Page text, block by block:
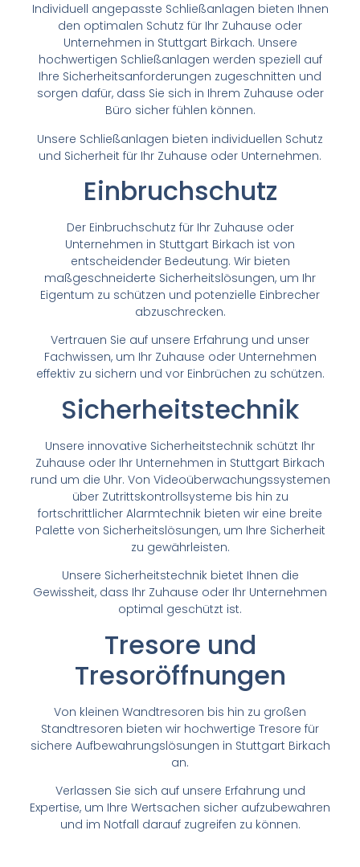
Individuell angepasste Schließanlagen bieten Ihnen
den optimalen Schutz für Ihr Zuhause oder
Unternehmen in Stuttgart Birkach. Unsere
hochwertigen Schließanlagen werden speziell auf
Ihre Sicherheitsanforderungen zugeschnitten und
sorgen dafür, dass Sie sich in Ihrem Zuhause oder
Büro sicher fühlen können.
Unsere Schließanlagen bieten individuellen Schutz
und Sicherheit für Ihr Zuhause oder Unternehmen.
Einbruchschutz
Der Einbruchschutz für Ihr Zuhause oder
Unternehmen in Stuttgart Birkach ist von
entscheidender Bedeutung. Wir bieten
maßgeschneiderte Sicherheitslösungen, um Ihr
Eigentum zu schützen und potenzielle Einbrecher
abzuschrecken.
Vertrauen Sie auf unsere Erfahrung und unser
Fachwissen, um Ihr Zuhause oder Unternehmen
effektiv zu sichern und vor Einbrüchen zu schützen.
Sicherheitstechnik
Unsere innovative Sicherheitstechnik schützt Ihr
Zuhause oder Ihr Unternehmen in Stuttgart Birkach
rund um die Uhr. Von Videoüberwachungssystemen
über Zutrittskontrollsysteme bis hin zu
fortschrittlicher Alarmtechnik bieten wir eine breite
Palette von Sicherheitslösungen, um Ihre Sicherheit
zu gewährleisten.
Unsere Sicherheitstechnik bietet Ihnen die
Gewissheit, dass Ihr Zuhause oder Ihr Unternehmen
optimal geschützt ist.
Tresore und
Tresoröffnungen
Von kleinen Wandtresoren bis hin zu großen
Standtresoren bieten wir hochwertige Tresore für
sichere Aufbewahrungslösungen in Stuttgart Birkach
an.
Verlassen Sie sich auf unsere Erfahrung und
Expertise, um Ihre Wertsachen sicher aufzubewahren
und im Notfall darauf zugreifen zu können.